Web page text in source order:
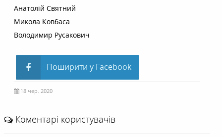
Анатолій Святний
Микола Ковбаса
Володимир Русакович
Поширити у Facebook
18 чер. 2020
Коментарі користувачів